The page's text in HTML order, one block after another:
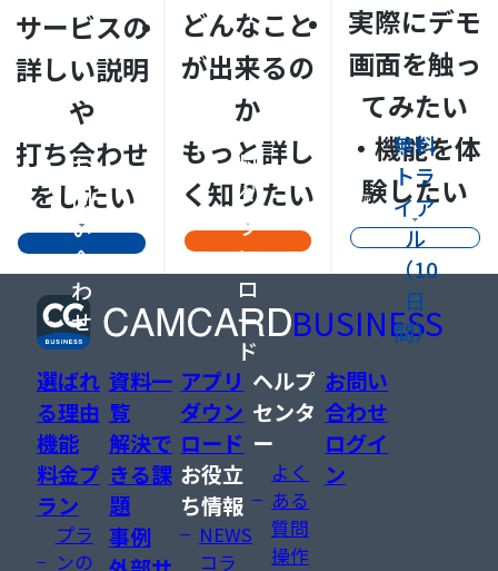
サービスの
詳しい説明
や
打ち合わせ
をしたい
お
問
い
合
わ
せ
どんなこと
が出来るの
か
もっと詳し
く知りたい
資
料
ダ
ウ
ン
ロ
ー
ド
実際にデモ
画面を触っ
てみたい
・機能を体
験したい
無料
トラ
イア
ル
（10
日
間）
BUSINESS
選ばれ
る理由
機能
料金プ
ラン
プラ
ンの
資料一
覧
解決で
きる課
題
事例
アプリ
ダウン
ロード
お役立
ち情報
NEWS
コラ
ヘルプ
センタ
ー
よく
ある
質問
操作
お問い
合わせ
ログイ
ン